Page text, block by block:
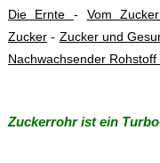
Die Ernte - Vom
Zucker- Zucker und
Nachwachsender
Zuckerrohr ist ein